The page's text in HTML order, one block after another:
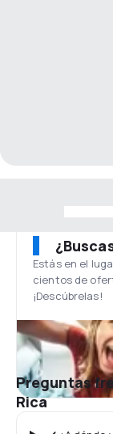
Estás en el
cientos de
¡Descúbrelas!
Preguntas
Rica